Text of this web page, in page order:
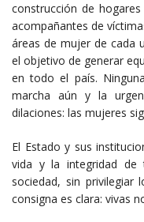
construcción de
acompañantes de
áreas de mujer de cada
el objetivo de generar
en todo el país.
marcha aún y la
dilaciones: las mujeres
El Estado y sus
vida y la integridad de
sociedad, sin privilegiar
consigna es clara: vivas